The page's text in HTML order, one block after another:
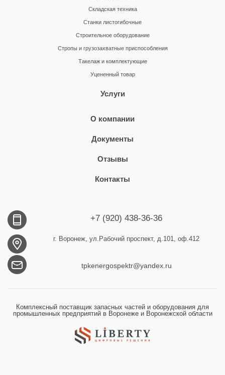
Складская техника
Станки листогибочные
Строительное оборудование
Стропы и грузозахватные приспособления
Такелаж и комплектующие
Уцененный товар
Услуги
О компании
Документы
Отзывы
Контакты
+7 (920) 438-36-36
г. Воронеж, ул.Рабочий проспект, д.101, оф.412
tpkenergospektr@yandex.ru
Комплексный поставщик запасных частей и оборудования для
промышленных предприятий в Воронеже и Воронежской области